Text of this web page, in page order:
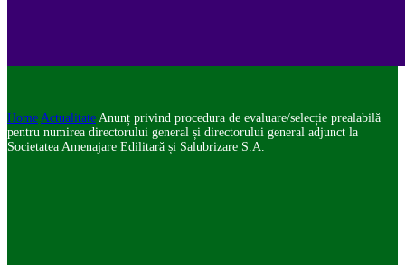
Home Actualitate Anunț privind procedura de evaluare/selecție prealabilă
pentru numirea directorului general și directorului general adjunct la
Societatea Amenajare Edilitară și Salubrizare S.A.